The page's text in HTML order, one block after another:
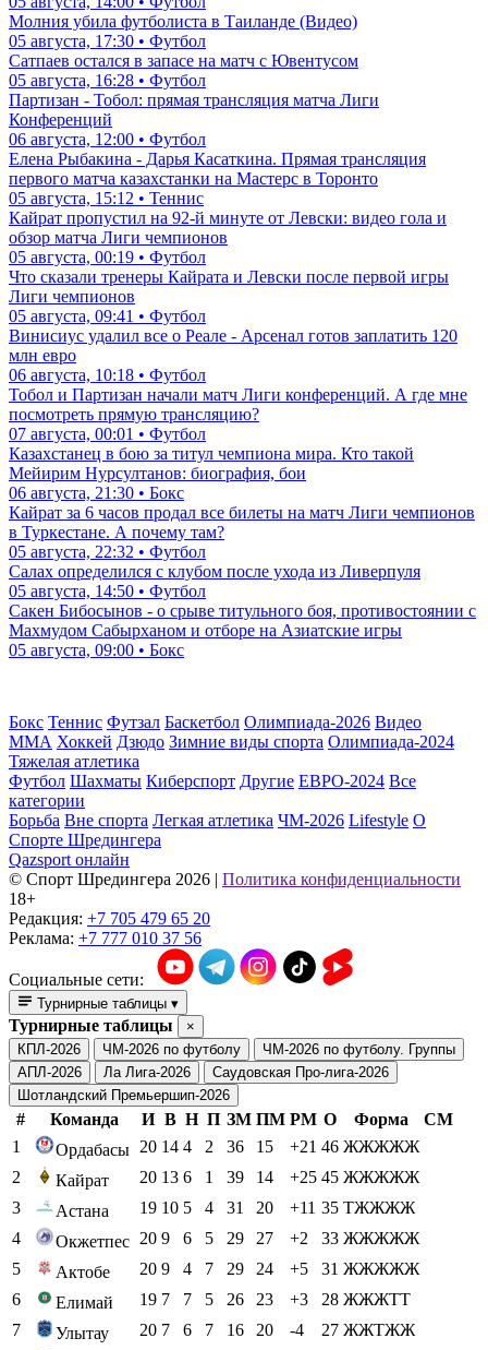
Молния убила футболиста в Таиланде (Видео)
05 августа, 17:30 • Футбол
Сатпаев остался в запасе на матч с Ювентусом
05 августа, 16:28 • Футбол
Партизан - Тобол: прямая трансляция матча Лиги
Конференций
06 августа, 12:00 • Футбол
Елена Рыбакина - Дарья Касаткина. Прямая трансляция
первого матча казахстанки на Мастерс в Торонто
05 августа, 15:12 • Теннис
Кайрат пропустил на 92-й минуте от Левски: видео гола и
обзор матча Лиги чемпионов
05 августа, 00:19 • Футбол
Что сказали тренеры Кайрата и Левски после первой игры
Лиги чемпионов
05 августа, 09:41 • Футбол
Винисиус удалил все о Реале - Арсенал готов заплатить 120
млн евро
06 августа, 10:18 • Футбол
Тобол и Партизан начали матч Лиги конференций. А где мне
посмотреть прямую трансляцию?
07 августа, 00:01 • Футбол
Казахстанец в бою за титул чемпиона мира. Кто такой
Мейирим Нурсултанов: биография, бои
06 августа, 21:30 • Бокс
Кайрат за 6 часов продал все билеты на матч Лиги чемпионов
в Туркестане. А почему там?
05 августа, 22:32 • Футбол
Салах определился с клубом после ухода из Ливерпуля
05 августа, 14:50 • Футбол
Сакен Бибосынов - о срыве титульного боя, противостоянии с
Махмудом Сабырханом и отборе на Азиатские игры
05 августа, 09:00 • Бокс
Бокс Теннис Футзал Баскетбол Олимпиада-2026 Видео
ММА Хоккей Дзюдо Зимние виды спорта Олимпиада-2024
Тяжелая атлетика
Футбол Шахматы Киберспорт Другие ЕВРО-2024 Все
категории
Борьба Вне спорта Легкая атлетика ЧМ-2026 Lifestyle О
Спорте Шредингера
Qazsport онлайн
© Cпорт Шредингера 2026
Политика конфиденциальности
18+
Редакция: +7 705 479 65 20
Реклама: +7 777 010 37 56
Социальные сети:
Турнирные таблицы ▾
Турнирные таблицы
×
КПЛ-2026
ЧМ-2026 по футболу
ЧМ-2026 по футболу. Группы
АПЛ-2026
Ла Лига-2026
Саудовская Про-лига-2026
Шотландский Премьершип-2026
# Команда И В Н П ЗМ ПМ РМ О Форма
СМ
1
Ордабасы 20 14 4 2 36 15 +21 46 ЖЖЖЖЖ
2
Кайрат 20 13 6 1 39 14 +25 45 ЖЖЖЖЖ
3
Астана 19 10 5 4 31 20 +11 35 ТЖЖЖЖ
4
Окжетпес 20 9 6 5 29 27 +2 33 ЖЖЖЖЖ
5
Актобе 20 9 4 7 29 24 +5 31 ЖЖЖЖЖ
6
Елимай 19 7 7 5 26 23 +3 28 ЖЖЖТТ
7
Улытау 20 7 6 7 16 20 -4 27 ЖЖТЖЖ